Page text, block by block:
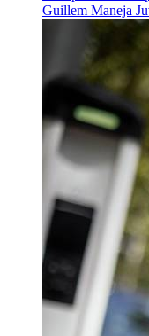
Guillem Maneja